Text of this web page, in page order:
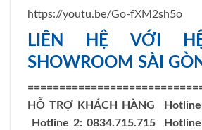
https://youtu.be/Go-fXM2sh5o
LIÊN HỆ VỚI
SHOWROOM SÀI
HỖ TRỢ KHÁCH HÀNG
Hotline 2: 0834.715.715